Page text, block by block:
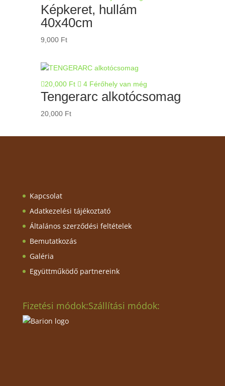
Képkeret, hullám
40x40cm
9,000 Ft
20,000 Ft 4 Férőhely van még
Tengerarc alkotócsomag
20,000 Ft
Kapcsolat
Adatkezelési tájékoztató
Általános szerződési feltételek
Bemutatkozás
Galéria
Együttműködő partnereink
Fizetési módok:Szállítási módok: